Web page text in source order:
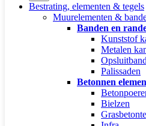
Bestrating, elementen & tegels
Muurelementen &
Banden en
Kunststof
Metalen
Palissaden
Betonnen
Bielzen